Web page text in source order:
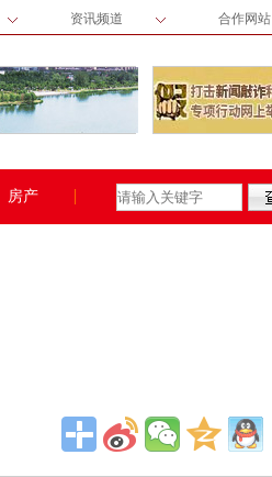
资讯频道 合作网站
房产